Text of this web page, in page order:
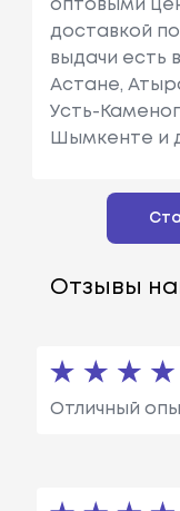
оптовыми
доставкой
выдачи есть
Астане,
Усть-
Шымкенте и
Отзывы
Отличный